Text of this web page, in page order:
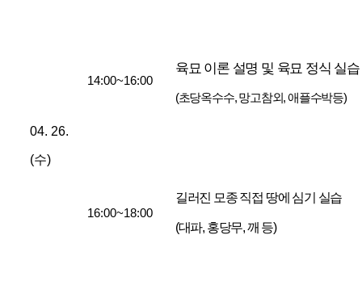
04. 26.
(수)
14:00~16:00
육묘 이론 설명 및 육묘 정식 실습
(초당옥수수, 망고참외, 애플수박등)
16:00~18:00
길러진 모종 직접 땅에 심기 실습
(대파, 홍당무, 깨 등)